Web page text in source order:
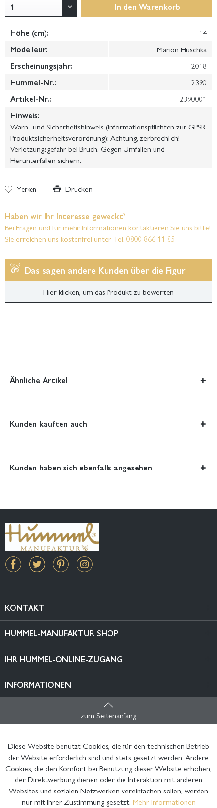
In den Warenkorb
Höhe (cm):
14
Modelleur:
Marion Huschka
Erscheinungsjahr:
2018
Hummel-Nr.:
2390
Artikel-Nr.:
2390001
Hinweis:
Warn- und Sicherheitshinweis (Informationspflichten zur GPSR
Produktsicherheitsverordnung): Achtung, zerbrechlich!
Verletzungsgefahr bei Bruch. Gegen Umfallen und
Herunterfallen sichern.
Merken Drucken
Haben wir Ihr Interesse geweckt?
Bei Fragen und für mehr Informationen kontaktieren Sie uns bitte!
Sie erreichen uns kostenfrei unter Tel. 0800 866 11 85
Das sagen andere Kunden über die Figur
Hier klicken, um das Produkt zu bewerten
Ähnliche Artikel
Kunden kauften auch
Kunden haben sich ebenfalls angesehen
KONTAKT
HUMMEL-MANUFAKTUR SHOP
IHR HUMMEL-ONLINE-ZUGANG
INFORMATIONEN
zum Seitenanfang
Diese Website benutzt Cookies, die für den technischen Betrieb
der Website erforderlich sind und stets gesetzt werden. Andere
Cookies, die den Komfort bei Benutzung dieser Website erhöhen,
der Direktwerbung dienen oder die Interaktion mit anderen
Websites und sozialen Netzwerken vereinfachen sollen, werden
nur mit Ihrer Zustimmung gesetzt. Mehr Informationen